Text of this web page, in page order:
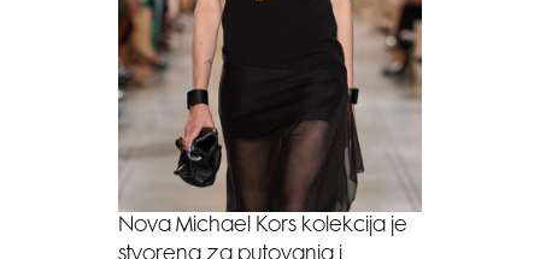
Nova Michael Kors kolekcija je
stvorena za putovanja i